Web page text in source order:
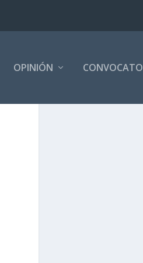
OPINIÓN